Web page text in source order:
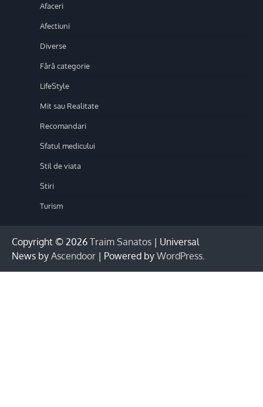
Afaceri
Afectiuni
Diverse
Fără categorie
LifeStyle
Mit sau Realitate
Recomandari
Sfatul medicului
Stil de viata
Stiri
Turism
Copyright © 2026 Traim Sanatos | Universal
News by Ascendoor | Powered by WordPress